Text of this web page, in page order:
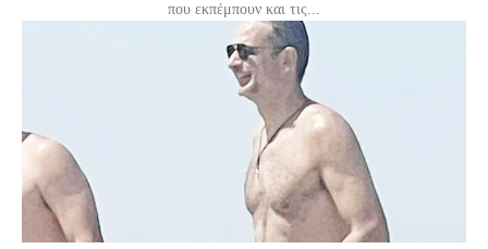
που εκπέμπουν και τις...